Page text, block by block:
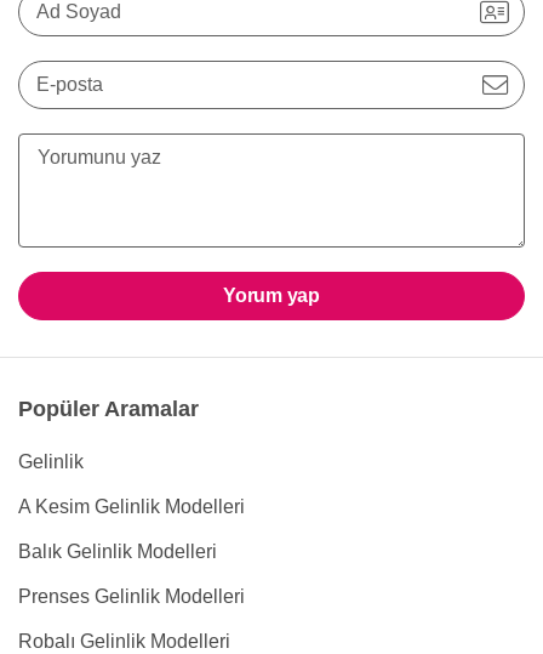
Ad Soyad
E-posta
Yorum yap
Popüler Aramalar
Gelinlik
A Kesim Gelinlik Modelleri
Balık Gelinlik Modelleri
Prenses Gelinlik Modelleri
Robalı Gelinlik Modelleri